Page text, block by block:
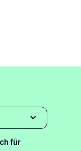
für